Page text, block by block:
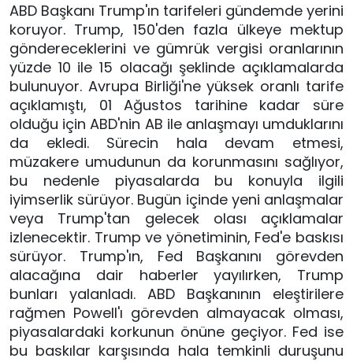
ABD Başkanı Trump'ın tarifeleri gündemde yerini
koruyor. Trump, 150'den fazla ülkeye mektup
göndereceklerini ve gümrük vergisi oranlarının
yüzde 10 ile 15 olacağı şeklinde açıklamalarda
bulunuyor. Avrupa Birliği'ne yüksek oranlı tarife
açıklamıştı, 01 Ağustos tarihine kadar süre
olduğu için ABD'nin AB ile anlaşmayı umduklarını
da ekledi. Sürecin hala devam etmesi,
müzakere umudunun da korunmasını sağlıyor,
bu nedenle piyasalarda bu konuyla ilgili
iyimserlik sürüyor. Bugün içinde yeni anlaşmalar
veya Trump'tan gelecek olası açıklamalar
izlenecektir. Trump ve yönetiminin, Fed'e baskısı
sürüyor. Trump'ın, Fed Başkanını görevden
alacağına dair haberler yayılırken, Trump
bunları yalanladı. ABD Başkanının eleştirilere
rağmen Powell'ı görevden almayacak olması,
piyasalardaki korkunun önüne geçiyor. Fed ise
bu baskılar karşısında hala temkinli duruşunu